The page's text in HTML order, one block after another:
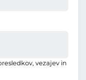
vezajev in